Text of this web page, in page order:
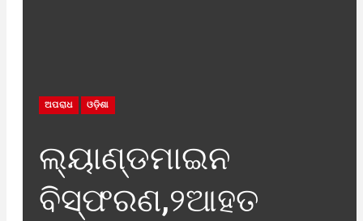
ଅପରାଧ ଓଡ଼ିଶା
ଲ୍ୟାଣ୍ଡମାଇନ
ବିସ୍ଫରଣ,୨ଆହତ